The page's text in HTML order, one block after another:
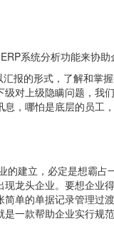
系统分析功能来协助
报的形式，了解和掌
对上级隐瞒问题，我
，哪怕是底层的员工
的建立，必定是想霸
龙头企业。要想企业
单的单据记录管理过
一款帮助企业实行规